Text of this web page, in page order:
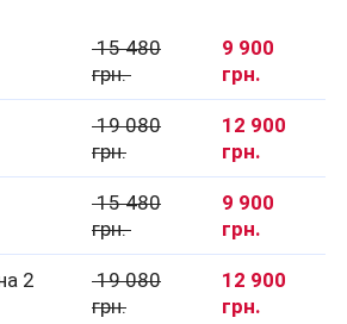
15 480
грн.
9 900
грн.
19 080
грн.
12 900
грн.
15 480
грн.
9 900
грн.
2
19 080
грн.
12 900
грн.